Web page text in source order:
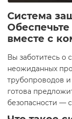
Система
вместе с
Вы заботитесь о
неожиданных
трубопроводов
готова
безопасности —